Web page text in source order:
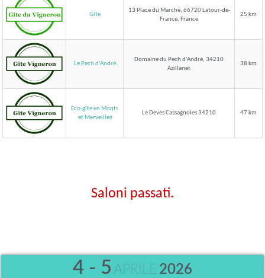
Gîte
13 Place du Marché, 66720 Latour-de-
France, France
25 km
Le Pech d'André
Domaine du Pech d'André, 34210
Azillanet
38 km
Eco-gîte en Monts
et Merveilles
Le Deves Cassagnoles 34210 47 km
Saloni passati.
4 - 5 APRILE 2026